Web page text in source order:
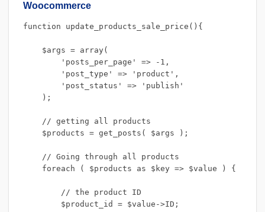
Woocommerce
function update_products_sale_price(){
    $args = array(
        'posts_per_page' => -1,
        'post_type' => 'product',
        'post_status' => 'publish'
    );
    // getting all products
    $products = get_posts( $args );
    // Going through all products
    foreach ( $products as $key => $value ) {
        // the product ID
        $product_id = $value->ID;